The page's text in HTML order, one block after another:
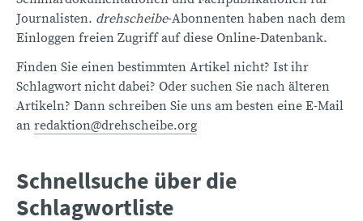
Journalisten. drehscheibe-Abonnenten haben nach dem
Einloggen freien Zugriff auf diese Online-Datenbank.
Finden Sie einen bestimmten Artikel nicht? Ist ihr
Schlagwort nicht dabei? Oder suchen Sie nach älteren
Artikeln? Dann schreiben Sie uns am besten eine E-Mail
an redaktion@drehscheibe.org
Schnellsuche über die
Schlagwortliste